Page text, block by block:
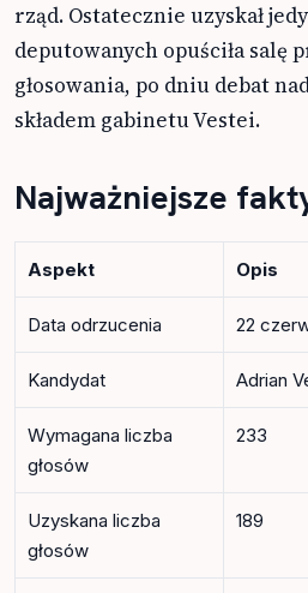
rząd. Ostatecznie uzyskał
deputowanych opuściła salę
głosowania, po dniu debat
składem gabinetu Vestei.
Najważniejsze
Aspekt Opis
Data odrzucenia 22
Kandydat Adrian
Wymagana liczba
głosów
233
Uzyskana liczba
głosów
189